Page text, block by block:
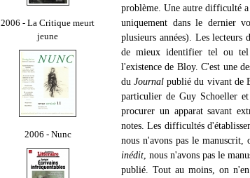
2006 - La Critique meurt
jeune
2006 - Nunc
problème. Une autre difficulté
uniquement dans le dernier
plusieurs années). Les lecteurs
de mieux identifier tel ou tel
l'existence de Bloy. C'est une
duJournal publié du vivant de
particulier de Guy Schoeller
procurer un apparat savant
notes. Les difficultés
nous n'avons pas le manuscrit,
inédit , nous n'avons pas le
publié. Tout au moins, on n'en